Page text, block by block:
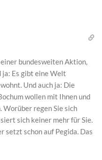
bundesweiten Aktion,
ja: Es gibt eine Welt
Und auch ja: Die
wollen mit Ihnen und
Worüber regen Sie sich
sich keiner mehr für Sie.
setzt schon auf Pegida. Das